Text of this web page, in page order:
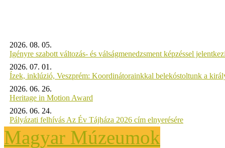
2026. 08. 05.
Igényre szabott változás- és válságmenedzsment képzéssel
2026. 07. 01.
Ízek, inklúzió, Veszprém: Koordinátorainkkal belekóstoltunk a
2026. 06. 26.
Heritage in Motion Award
2026. 06. 24.
Pályázati felhívás Az Év Tájháza 2026 cím elnyerésére
Magyar Múzeumok